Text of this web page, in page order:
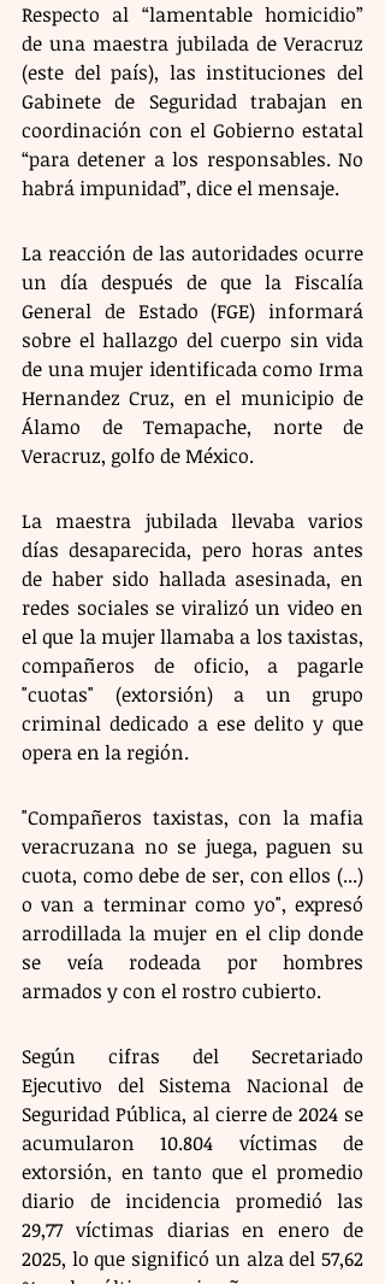
Respecto al “lamentable homicidio”
de una maestra jubilada de Veracruz
(este del país), las instituciones del
Gabinete de Seguridad trabajan en
coordinación con el Gobierno estatal
“para detener a los responsables. No
habrá impunidad”, dice el mensaje.
La reacción de las autoridades ocurre
un día después de que la Fiscalía
General de Estado (FGE) informará
sobre el hallazgo del cuerpo sin vida
de una mujer identificada como Irma
Hernandez Cruz, en el municipio de
Álamo de Temapache, norte de
Veracruz, golfo de México.
La maestra jubilada llevaba varios
días desaparecida, pero horas antes
de haber sido hallada asesinada, en
redes sociales se viralizó un video en
el que la mujer llamaba a los taxistas,
compañeros de oficio, a pagarle
"cuotas" (extorsión) a un grupo
criminal dedicado a ese delito y que
opera en la región.
"Compañeros taxistas, con la mafia
veracruzana no se juega, paguen su
cuota, como debe de ser, con ellos (...)
o van a terminar como yo", expresó
arrodillada la mujer en el clip donde
se veía rodeada por hombres
armados y con el rostro cubierto.
Según cifras del Secretariado
Ejecutivo del Sistema Nacional de
Seguridad Pública, al cierre de 2024 se
acumularon 10.804 víctimas de
extorsión, en tanto que el promedio
diario de incidencia promedió las
29,77 víctimas diarias en enero de
2025, lo que significó un alza del 57,62